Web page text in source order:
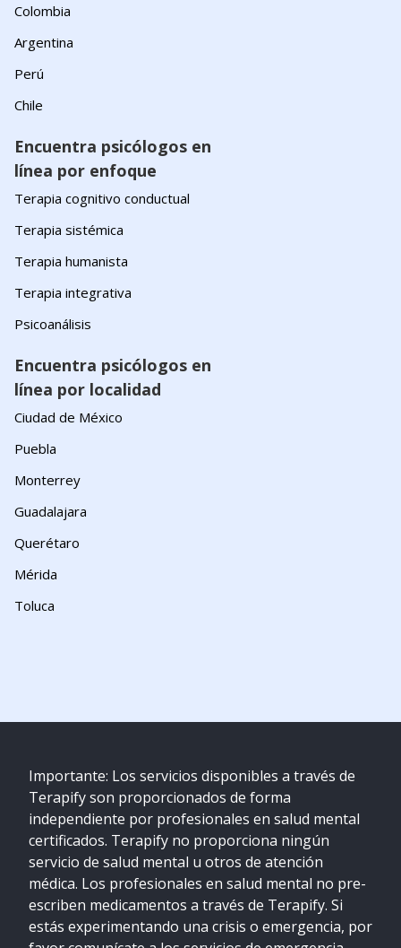
Colombia
Argentina
Perú
Chile
Encuentra psicólogos en
línea por enfoque
Terapia cognitivo conductual
Terapia sistémica
Terapia humanista
Terapia integrativa
Psicoanálisis
Encuentra psicólogos en
línea por localidad
Ciudad de México
Puebla
Monterrey
Guadalajara
Querétaro
Mérida
Toluca
Importante: Los servicios disponibles a través de
Terapify son proporcionados de forma
independiente por profesionales en salud mental
certificados. Terapify no proporciona ningún
servicio de salud mental u otros de atención
médica. Los profesionales en salud mental no pre-
escriben medicamentos a través de Terapify. Si
estás experimentando una crisis o emergencia, por